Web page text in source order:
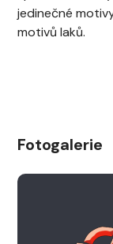
jedinečné
motivů laků.
Fotogalerie